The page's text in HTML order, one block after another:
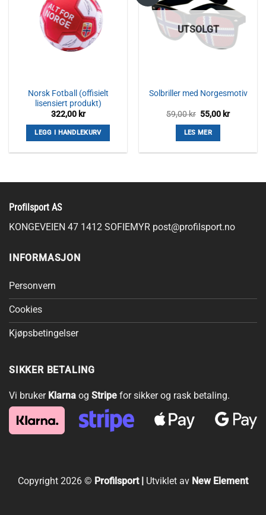
Norsk Fotball (offisielt
lisensiert produkt)
322,00 kr
LEGG I HANDLEKURV
UTSOLGT
Solbriller med Norgesmotiv
59,00kr Opprinnelig
pris
var:
59,00 kr.
55,00 kr
LES MER
Profilsport AS
KONGEVEIEN 47 1412 SOFIEMYR post@profilsport.no
INFORMASJON
Personvern
Cookies
Kjøpsbetingelser
SIKKER BETALING
Vi bruker Klarna og Stripe for sikker og rask betaling.
Copyright 2026 © Profilsport | Utviklet av New Element